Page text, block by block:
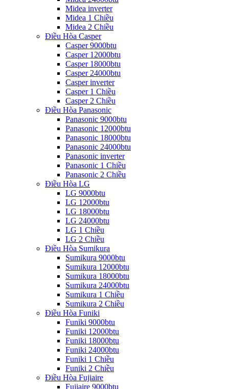
Midea inverter
Midea 1 Chiều
Midea 2 Chiều
Điều Hòa Casper
Casper 9000btu
Casper 12000btu
Casper 18000btu
Casper 24000btu
Casper inverter
Casper 1 Chiều
Casper 2 Chiều
Điều Hòa Panasonic
Panasonic 9000btu
Panasonic 12000btu
Panasonic 18000btu
Panasonic 24000btu
Panasonic inverter
Panasonic 1 Chiều
Panasonic 2 Chiều
Điều Hòa LG
LG 9000btu
LG 12000btu
LG 18000btu
LG 24000btu
LG 1 Chiều
LG 2 Chiều
Điều Hòa Sumikura
Sumikura 9000btu
Sumikura 12000btu
Sumikura 18000btu
Sumikura 24000btu
Sumikura 1 Chiều
Sumikura 2 Chiều
Điều Hòa Funiki
Funiki 9000btu
Funiki 12000btu
Funiki 18000btu
Funiki 24000btu
Funiki 1 Chiều
Funiki 2 Chiều
Điều Hòa Fujiaire
Fujiaire 9000btu